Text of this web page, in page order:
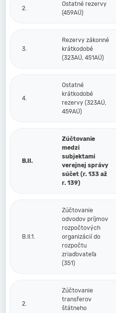
2.
Ostatné rezervy
(459AÚ)
3.
Rezervy zákonné
krátkodobé
(323AÚ, 451AÚ)
4.
Ostatné
krátkodobé
rezervy (323AÚ,
459AÚ)
B.II.
Zúčtovanie
medzi
subjektami
verejnej správy
súčet (r. 133 až
r. 139)
B.II.1.
Zúčtovanie
odvodov príjmov
rozpočtových
organizácií do
rozpočtu
zriaďovateľa
(351)
2.
Zúčtovanie
transferov
štátneho